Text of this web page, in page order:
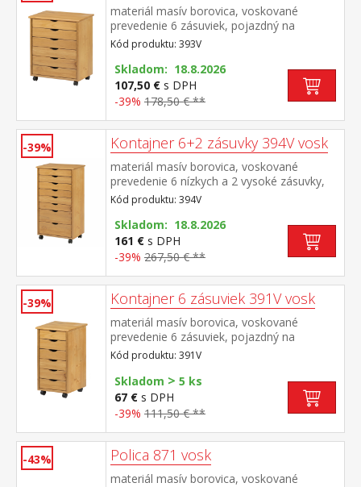
materiál masív borovica, voskované
prevedenie 6 zásuviek, pojazdný na
kolieskach
Kód produktu: 393V
Skladom: 18.8.2026
107,50 € s DPH
-39% 178,50 € **
-39% Kontajner 6+2 zásuvky 394V vosk
materiál masív borovica, voskované
prevedenie 6 nízkych a 2 vysoké zásuvky,
pojazdný na kolieskach
Kód produktu: 394V
Skladom: 18.8.2026
161 € s DPH
-39% 267,50 € **
-39% Kontajner 6 zásuviek 391V vosk
materiál masív borovica, voskované
prevedenie 6 zásuviek, pojazdný na
kolieskach
Kód produktu: 391V
Skladom > 5 ks
67 € s DPH
-39% 111,50 € **
-43% Polica 871 vosk
materiál masív borovica, voskované